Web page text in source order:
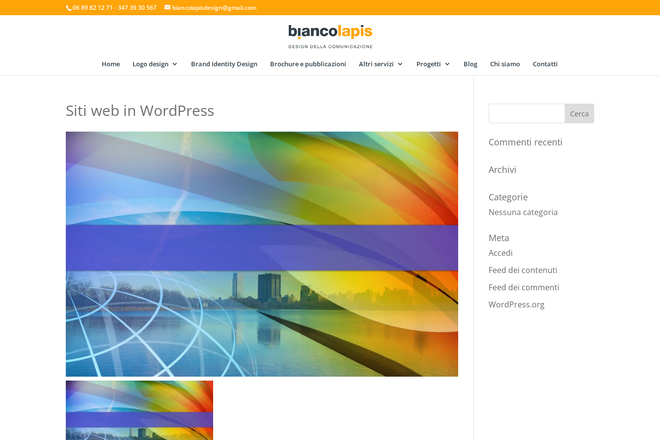
06 89 82 12 71 - 347 39 30 567 biancolapisdesign@gmail.com
Home Logo design Brand Identity Design Brochure e pubblicazioni Altri servizi Progetti Blog Chi siamo Contatti
Siti web in WordPress
Commenti recenti
Archivi
Categorie
Nessuna categoria
Meta
Accedi
Feed dei contenuti
Feed dei commenti
WordPress.org